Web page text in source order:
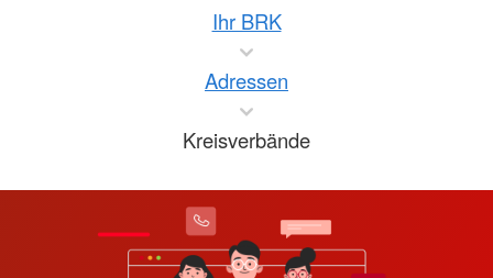
Ihr BRK
Adressen
Kreisverbände